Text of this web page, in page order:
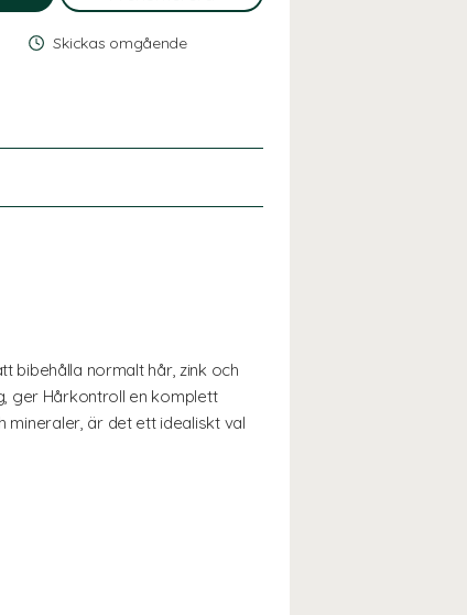
Skickas omgående
bibehålla normalt hår, zink och
ger Hårkontroll en komplett
är det ett idealiskt val